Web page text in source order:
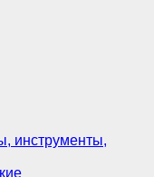
инструменты,